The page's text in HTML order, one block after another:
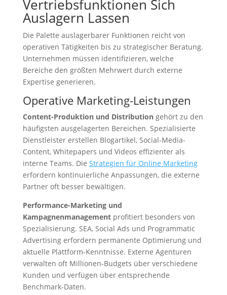
Vertriebsfunktionen Sich
Auslagern Lassen
Die Palette auslagerbarer Funktionen reicht von
operativen Tätigkeiten bis zu strategischer Beratung.
Unternehmen müssen identifizieren, welche
Bereiche den größten Mehrwert durch externe
Expertise generieren.
Operative Marketing-Leistungen
Content-Produktion und Distributiongehört zu den
häufigsten ausgelagerten Bereichen. Spezialisierte
Dienstleister erstellen Blogartikel, Social-Media-
Content, Whitepapers und Videos effizienter als
interne Teams. Die Strategien für Online Marketing
erfordern kontinuierliche Anpassungen, die externe
Partner oft besser bewältigen.
Performance-Marketing und
Kampagnenmanagementprofitiert besonders von
Spezialisierung. SEA, Social Ads und Programmatic
Advertising erfordern permanente Optimierung und
aktuelle Plattform-Kenntnisse. Externe Agenturen
verwalten oft Millionen-Budgets über verschiedene
Kunden und verfügen über entsprechende
Benchmark-Daten.